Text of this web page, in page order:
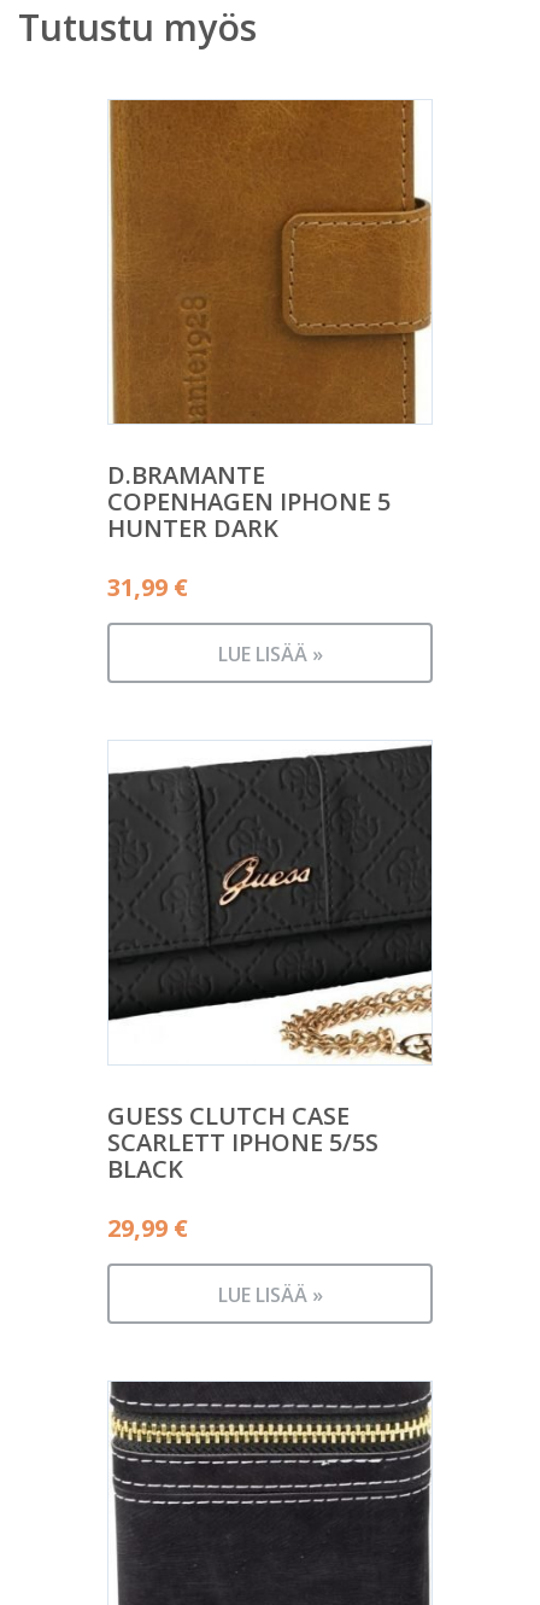
Tutustu myös
D.BRAMANTE
COPENHAGEN IPHONE 5
HUNTER DARK
31,99 €
LUE LISÄÄ »
GUESS CLUTCH CASE
SCARLETT IPHONE 5/5S
BLACK
29,99 €
LUE LISÄÄ »